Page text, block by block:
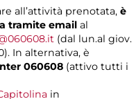
all’attività prenotata, è
tramite email al
(dal lun.al giov.
In alternativa, è
060608 (attivo tutti i
in